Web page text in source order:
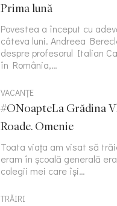
Prima lună
Povestea a început cu
câteva luni. Andreea
despre profesorul Italian
în România,…
VACANȚE
#ONoapteLa Grădina
Roade. Omenie
Toata viața am visat să
eram în școală generală
colegii mei care își…
TRĂIRI